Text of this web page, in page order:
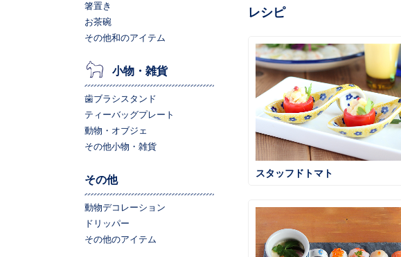
レシピ
スタッフドトマト
箸置き
お茶碗
その他和のアイテム
小物・雑貨
歯ブラシスタンド
ティーバッグプレート
動物・オブジェ
その他小物・雑貨
その他
動物デコレーション
ドリッパー
その他のアイテム